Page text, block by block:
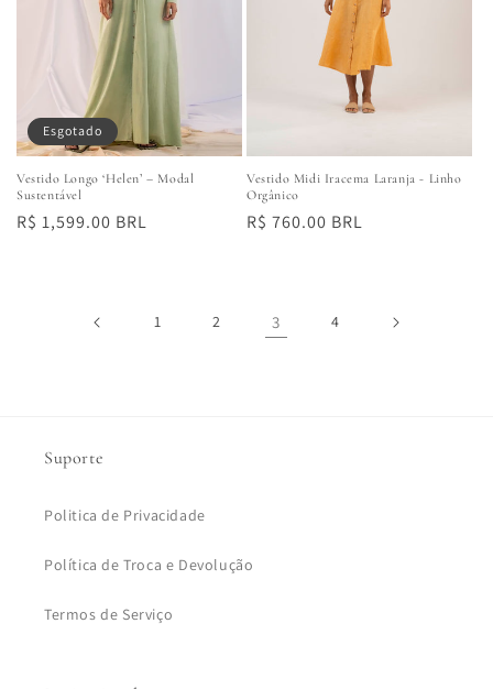
Esgotado
Vestido Longo ‘Helen’ – Modal
Sustentável
Preço
R$ 1,599.00 BRL
Vestido Midi Iracema Laranja - Linho
Orgânico
Preço
R$ 760.00 BRL
1 2 3 4
Suporte
Politica de Privacidade
Política de Troca e Devolução
Termos de Serviço